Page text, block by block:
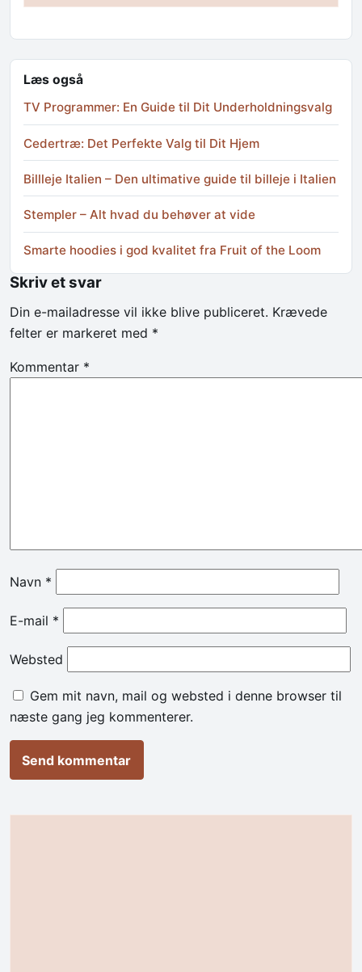
Læs også
TV Programmer: En Guide til Dit Underholdningsvalg
Cedertræ: Det Perfekte Valg til Dit Hjem
Billleje Italien – Den ultimative guide til billeje i Italien
Stempler – Alt hvad du behøver at vide
Smarte hoodies i god kvalitet fra Fruit of the Loom
Skriv et svar
Din e-mailadresse vil ikke blive publiceret. Krævede
felter er markeret med *
Kommentar *
Navn *
E-mail *
Websted
Gem mit navn, mail og websted i denne browser til
næste gang jeg kommenterer.